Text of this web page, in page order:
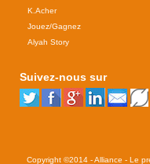
K.Acher
Jouez/Gagnez
Alyah Story
Suivez-nous sur
Copyright ©2014 - Alliance - Le